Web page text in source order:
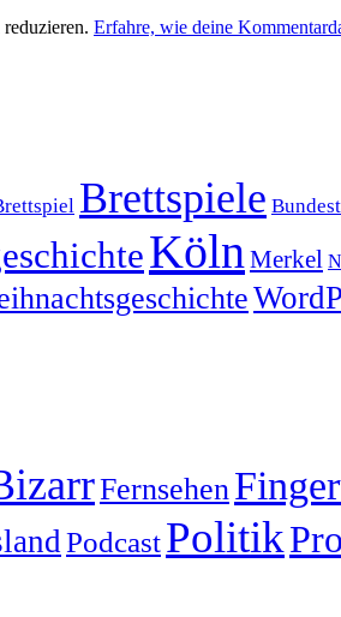
Erfahre, wie deine
Brettspiele
KölnMerkel
Fernsehen
PodcastPolitik